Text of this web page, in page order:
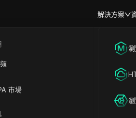
解決方案
市場
DICloak進
投放？